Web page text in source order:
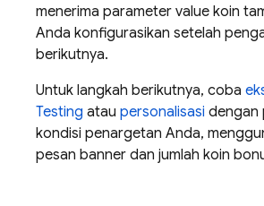
menerima parameter value koin
Anda konfigurasikan setelah
berikutnya.
Untuk langkah berikutnya, coba
Testing atau personalisasi dengan
kondisi penargetan Anda,
pesan banner dan jumlah koin